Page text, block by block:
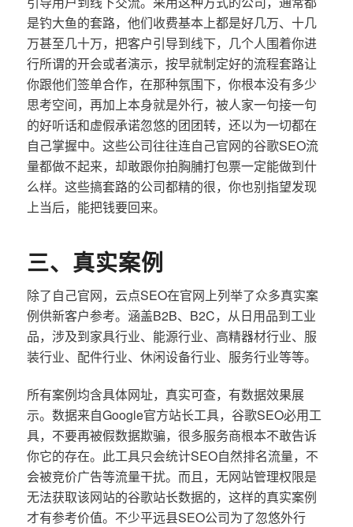
是钓大鱼的套路，他们收费基本上都是好几万、十几
万甚至几十万，把客户引导到线下，几个人围着你进
行所谓的开会或者演示，按早就制定好的流程套路让
你跟他们签单合作，在那种氛围下，你根本没有多少
思考空间，再加上本身就是外行，被人家一句接一句
的好听话和虚假承诺忽悠的团团转，还以为一切都在
自己掌握中。这些公司往往连自己官网的谷歌SEO流
量都做不起来，却敢跟你拍胸脯打包票一定能做到什
么样。这些搞套路的公司都精的很，你也别指望发现
上当后，能把钱要回来。
三、真实案例
除了自己官网，云点SEO在官网上列举了众多真实案
例供新客户参考。涵盖B2B、B2C，从日用品到工业
品，涉及到家具行业、能源行业、高精器材行业、服
装行业、配件行业、休闲设备行业、服务行业等等。
所有案例均含具体网址，真实可查，有数据效果展
示。数据来自Google官方站长工具，谷歌SEO必用工
具，不要再被假数据欺骗，很多服务商根本不敢告诉
你它的存在。此工具只会统计SEO自然排名流量，不
会被竞价广告等流量干扰。而且，无网站管理权限是
无法获取该网站的谷歌站长数据的，这样的真实案例
才有参考价值。不少平远县SEO公司为了忽悠外行